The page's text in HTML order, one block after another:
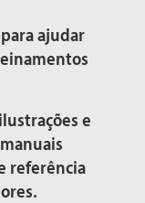
ajudar
e
referência